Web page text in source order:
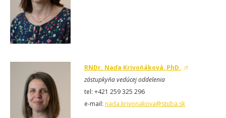
RNDr. Naďa Krivoňáková, PhD.
zástupkyňa vedúcej oddelenia
tel: +421 259 325 296
e-mail: nada.krivonakova@stuba.sk